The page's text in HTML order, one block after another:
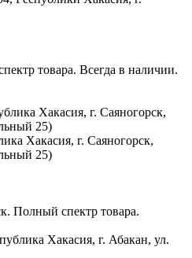
товара. Всегда в наличии.
Хакасия, г. Саяногорск,
25)
Полный спектр товара.